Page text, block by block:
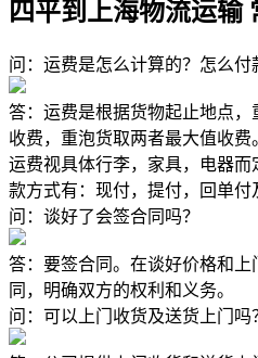
四平到上海物流运输
问：运费是怎么计算的？怎么付
答：运费是根据货物起止地点
收费，重泡货取两者最大值收
运费视具体行李，家具，电器
款方式有：现付，提付，回单付
问：谈好了会签合同吗？
答：要签合同。在谈好价格和
同，明确双方的权利和义务。
问：可以上门收货及送货上门吗